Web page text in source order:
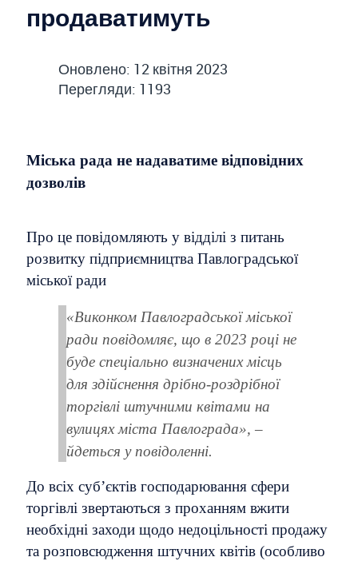
продаватимуть
Оновлено: 12 квітня 2023
Перегляди: 1193
Міська рада не надаватиме відповідних
дозволів
Про це повідомляють у відділі з питань
розвитку підприємництва Павлоградської
міської ради
«Виконком Павлоградської міської
ради повідомляє, що в 2023 році не
буде спеціально визначених місць
для здійснення дрібно-роздрібної
торгівлі штучними квітами на
вулицях міста Павлограда», –
йдеться у повідоленні.
До всіх суб’єктів господарювання сфери
торгівлі звертаються з проханням вжити
необхідні заходи щодо недоцільності продажу
та розповсюдження штучних квітів (особливо